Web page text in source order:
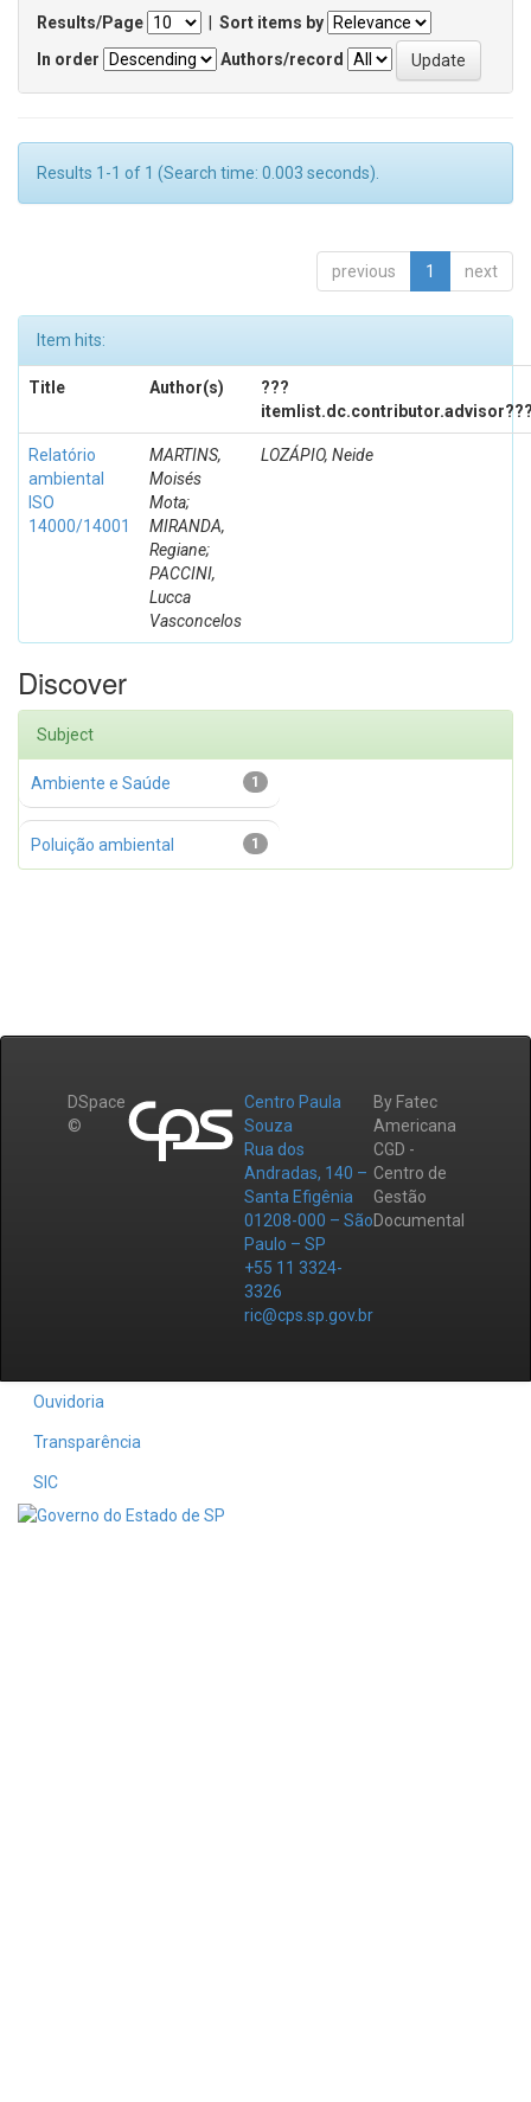
Results/Page
Sort items by
In order
Authors/record
Results 1-1 of 1 (Search time: 0.003 seconds).
previous 1 next
Item hits:
Title Author(s)
???
Relatório
ambiental
ISO
14000/14001
MARTINS,
Moisés
Mota;
MIRANDA,
Regiane;
PACCINI,
Lucca
Vasconcelos
LOZÁPIO, Neide
Discover
Subject
1
Ambiente e Saúde
1
Poluição ambiental
DSpace
©
Centro Paula
Souza
Rua dos
Andradas, 140 –
Santa Efigênia
01208-000 – São
Paulo – SP
+55 11 3324-
3326
ric@cps.sp.gov.br
By Fatec
Americana
CGD -
Centro de
Gestão
Documental
Ouvidoria
Transparência
SIC